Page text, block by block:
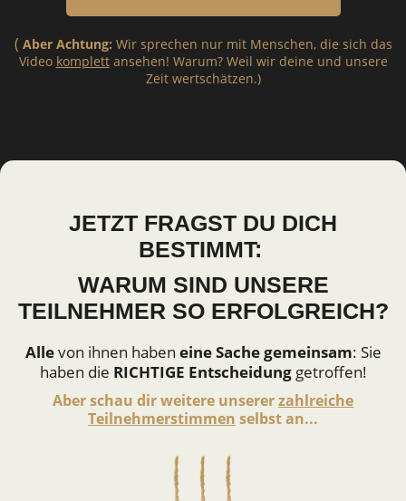
( Aber Achtung: Wir sprechen nur mit Menschen, die sich das
Video komplettansehen! Warum? Weil wir deine und unsere
Zeit wertschätzen.)
JETZT FRAGST DU DICH
BESTIMMT:
WARUM SIND UNSERE
TEILNEHMER SO ERFOLGREICH?
Allevon ihnen haben eine Sache gemeinsam: Sie
haben die RICHTIGE Entscheidunggetroffen!
Aber schau dir weitere unsererzahlreiche
Teilnehmerstimmen selbst an...